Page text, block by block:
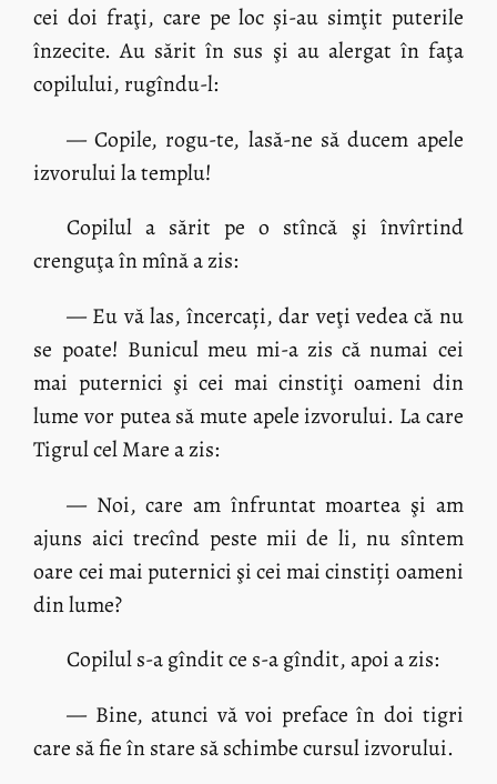
cei doi fraţi, care pe loc și-au simţit puterile
înzecite. Au sărit în sus şi au alergat în faţa
copilului, rugîndu-l:
— Copile, rogu-te, lasă-ne să ducem apele
izvorului la templu!
Copilul a sărit pe o stîncă şi învîrtind
crenguţa în mînă a zis:
— Eu vă las, încercați, dar veţi vedea că nu
se poate! Bunicul meu mi-a zis că numai cei
mai puternici şi cei mai cinstiţi oameni din
lume vor putea să mute apele izvorului. La care
Tigrul cel Mare a zis:
— Noi, care am înfruntat moartea şi am
ajuns aici trecînd peste mii de li, nu sîntem
oare cei mai puternici şi cei mai cinstiți oameni
din lume?
Copilul s-a gîndit ce s-a gîndit, apoi a zis:
— Bine, atunci vă voi preface în doi tigri
care să fie în stare să schimbe cursul izvorului.